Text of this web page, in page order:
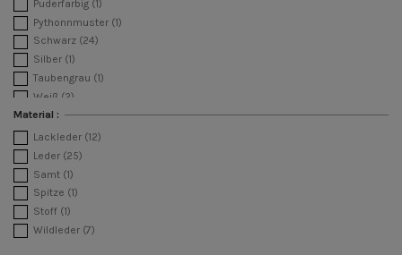
Puderfarbig (1)
Pythonnmuster (1)
Schwarz (24)
Silber (1)
Taubengrau (1)
Weiß (2)
Material :
Lackleder (12)
Leder (25)
Samt (1)
Spitze (1)
Stoff (1)
Wildleder (7)